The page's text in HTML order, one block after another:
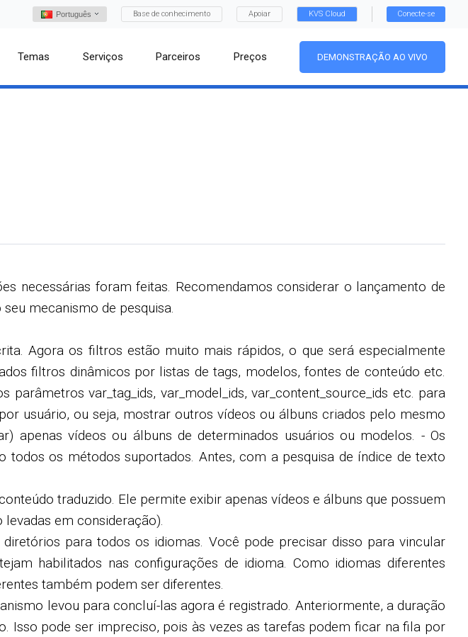
Português Base de conhecimento Apoiar KVS Cloud Conecte-se
Temas Serviços Parceiros Preços DEMONSTRAÇÃO AO VIVO
necessárias foram feitas. Recomendamos considerar o lançamento de
mecanismo de pesquisa.
Agora os filtros estão muito mais rápidos, o que será especialmente
filtros dinâmicos por listas de tags, modelos, fontes de conteúdo etc.
var_tag_ids, var_model_ids, var_content_source_ids etc. para
usuário, ou seja, mostrar outros vídeos ou álbuns criados pelo mesmo
vídeos ou álbuns de determinados usuários ou modelos. - Os
os métodos suportados. Antes, com a pesquisa de índice de texto
traduzido. Ele permite exibir apenas vídeos e álbuns que possuem
em consideração).
para todos os idiomas. Você pode precisar disso para vincular
habilitados nas configurações de idioma. Como idiomas diferentes
também podem ser diferentes.
levou para concluí-las agora é registrado. Anteriormente, a duração
Isso pode ser impreciso, pois às vezes as tarefas podem ficar na fila por